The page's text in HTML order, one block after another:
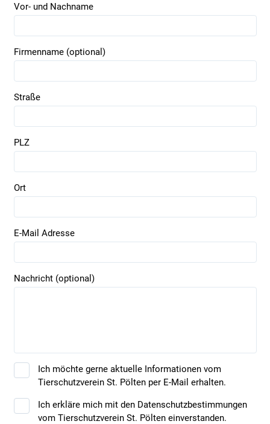
Vor- und Nachname
Firmenname (optional)
Straße
PLZ
Ort
E-Mail Adresse
Nachricht (optional)
Ich möchte gerne aktuelle Informationen vom
Tierschutzverein St. Pölten per E-Mail erhalten.
Ich erkläre mich mit den Datenschutzbestimmungen
vom Tierschutzverein St. Pölten einverstanden.